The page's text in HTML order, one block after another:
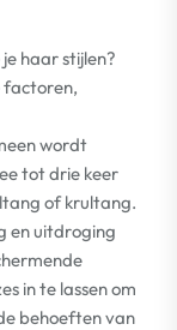
haar stijlen?
factoren,
wordt
tot drie keer
of krultang.
en uitdroging
in te lassen om
behoeften van